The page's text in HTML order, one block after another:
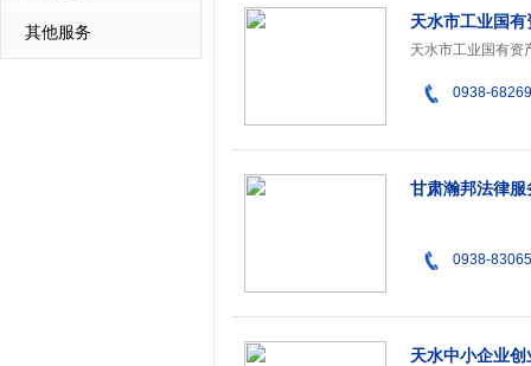
其他服务
天水市工业国
0938-
甘肃瀚邦法律服
0938-
天水中小企业